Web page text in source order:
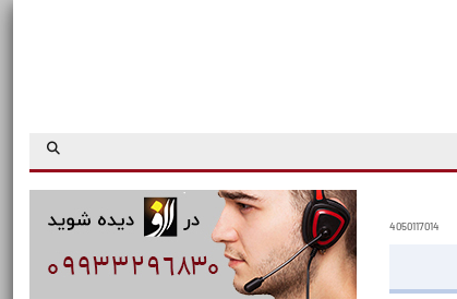
4050117014